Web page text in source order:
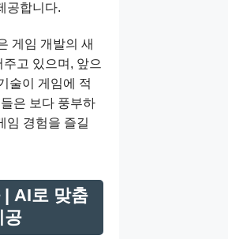
공합니다.
게임 개발의 새
고 있으며, 앞으
술이 게임에 적
은 보다 풍부하
임 경험을 즐길
| AI로 맞춤
공